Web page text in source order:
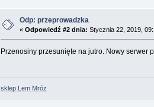
Odp: przeprowadzka
« Odpowiedź #2 dnia: Stycznia 22, 2019,
Przenosiny przesunięte na jutro. Nowy serwer
sklep Lem Mróz